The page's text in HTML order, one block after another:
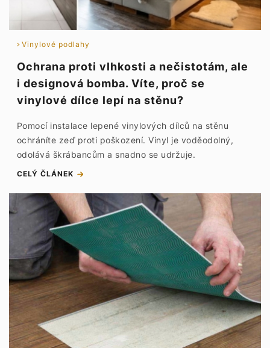
Vinylové podlahy
Ochrana proti vlhkosti a nečistotám, ale
i designová bomba. Víte, proč se
vinylové dílce lepí na stěnu?
Pomocí instalace lepené vinylových dílců na stěnu
ochráníte zeď proti poškození. Vinyl je voděodolný,
odolává škrábancům a snadno se udržuje.
CELÝ ČLÁNEK